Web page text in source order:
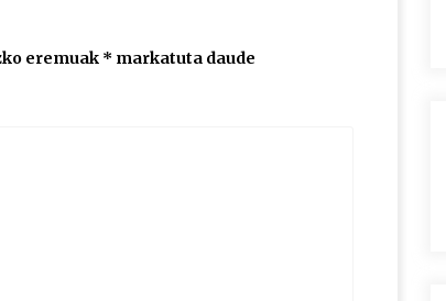
eremuak * markatuta daude